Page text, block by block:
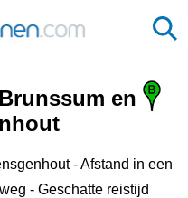
en
- Afstand in een
- Geschatte reistijd